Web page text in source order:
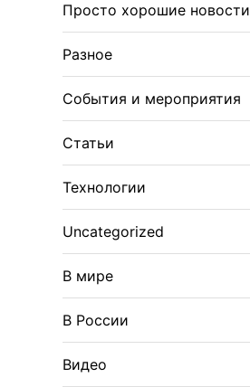
Просто хорошие новости
Разное
События и мероприятия
Статьи
Технологии
Uncategorized
В мире
В России
Видео